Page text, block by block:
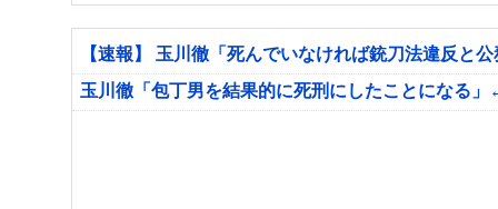
【速報】 玉川徹「死んでいなければ銃刀法違反と
玉川徹「包丁男を結果的に死刑にしたことになる